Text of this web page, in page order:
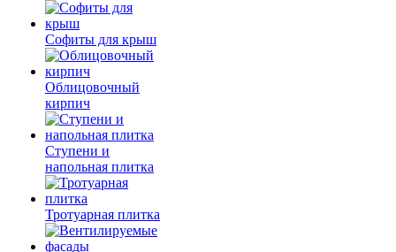
Софиты для крыш
Облицовочный
кирпич
Ступени и
напольная плитка
Тротуарная плитка